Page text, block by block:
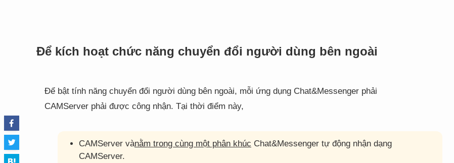
Để kích hoạt chức năng chuyển đổi người dùng bên ngoài
Để bật tính năng chuyển đổi người dùng bên ngoài, mỗi ứng dụng Chat&Messenger phải
CAMServer phải được công nhận. Tại thời điểm này,
CAMServer vànằm trong cùng một phân khúc Chat&Messenger tự động nhận dạng
CAMServer.